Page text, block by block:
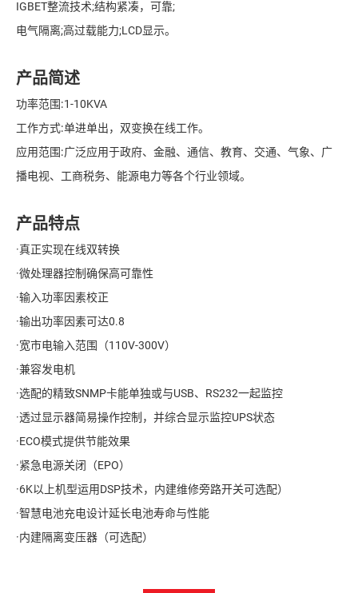
IGBET整流技术;结构紧凑，可靠;
电气隔离;高过载能力;LCD显示。
产品简述
功率范围∶1-10KVA
工作方式∶单进单出，双变换在线工作。
应用范围∶广泛应用于政府、金融、通信、教育、交通、气象、广
播电视、工商税务、能源电力等各个行业领域。
产品特点
·真正实现在线双转换
·微处理器控制确保高可靠性
·输入功率因素校正
·输出功率因素可达0.8
·宽市电输入范围（110V-300V）
·兼容发电机
·选配的精致SNMP卡能单独或与USB、RS232一起监控
·透过显示器简易操作控制，并综合显示监控UPS状态
·ECO模式提供节能效果
·紧急电源关闭（EPO）
·6K以上机型运用DSP技术，内建维修旁路开关可选配）
·智慧电池充电设计延长电池寿命与性能
·内建隔离变压器（可选配）